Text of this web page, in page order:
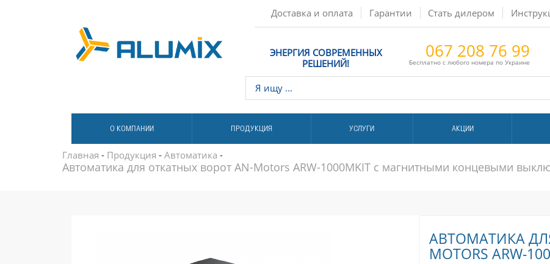
Доставка и оплата Гарантии Стать дилером
ЭНЕРГИЯ СОВРЕМЕННЫХ
РЕШЕНИЙ!
067 208 76 99
Бесплатно с любого номера по Украине
О КОМПАНИИ ПРОДУКЦИЯ УСЛУГИ АКЦИИ
Главная - Продукция - Автоматика -
Автоматика для откатных ворот AN-Motors ARW-1000MKIT с магнитными концевыми
АВТОМАТИКА
MOTORS ARW-